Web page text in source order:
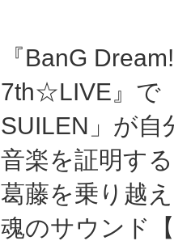
『BanG Dream!
7th☆LIVE』で
SUILEN」が自
音楽を証明する
葛藤を乗り越
魂のサウンド